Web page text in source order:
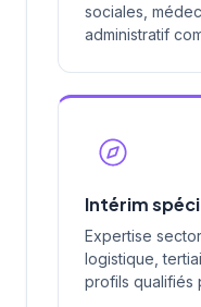
sociales,
administratif
Intérim
Expertise
logistique,
profils qualifiés